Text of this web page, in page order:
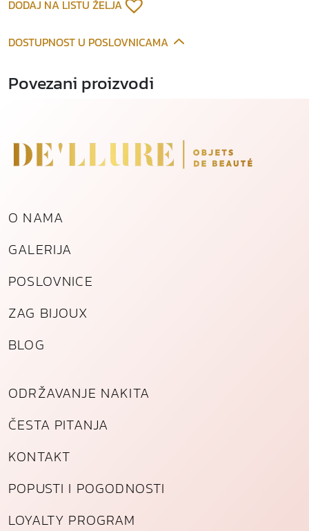
DODAJ NA LISTU ŽELJA
DOSTUPNOST U POSLOVNICAMA
Povezani proizvodi
O NAMA
GALERIJA
POSLOVNICE
ZAG BIJOUX
BLOG
ODRŽAVANJE NAKITA
ČESTA PITANJA
KONTAKT
POPUSTI I POGODNOSTI
LOYALTY PROGRAM